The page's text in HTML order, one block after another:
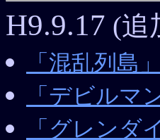
H9.9.17 (追
「混乱列島
「デビルマ
「グレンダ